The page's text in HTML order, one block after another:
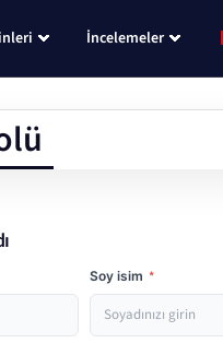
İncelemeler
Soy isim *